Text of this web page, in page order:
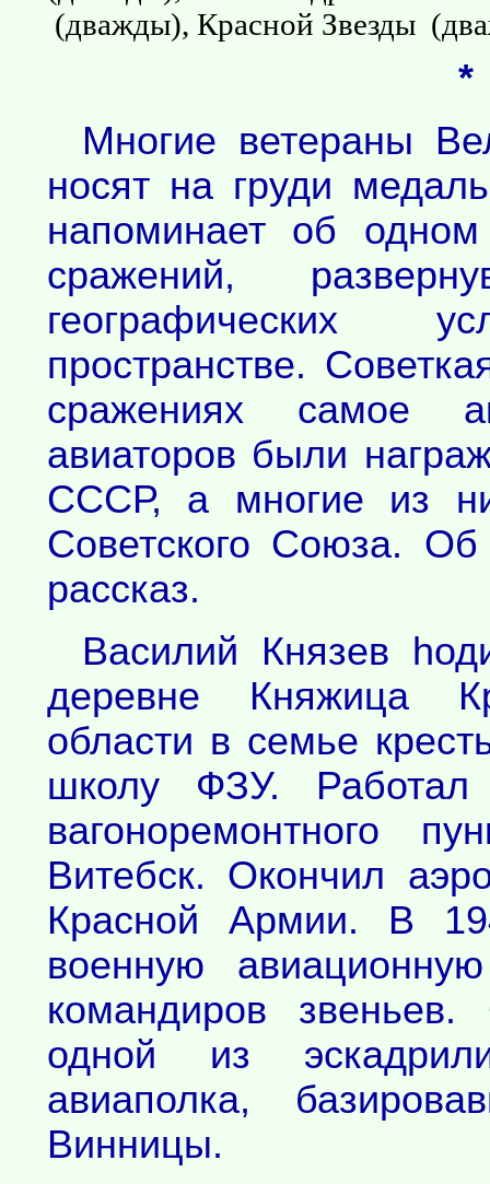
(дважды), Красной Звезды
Многие ветераны
носят на груди
напоминает об
сражений,
географических
пространстве.
сражениях самое
авиаторов были
СССР, а многие из
Советского Союза.
рассказ.
Василий Князев
деревне Княжица
области в семье
школу ФЗУ. Работал
вагоноремонтного
Витебск. Окончил
Красной Армии. В
военную
командиров
одной из
авиаполка,
Винницы.